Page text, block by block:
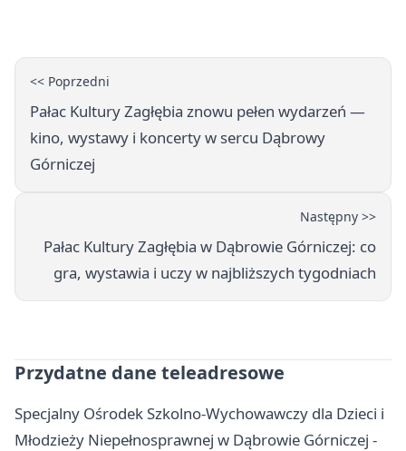
<< Poprzedni
Pałac Kultury Zagłębia znowu pełen wydarzeń —
kino, wystawy i koncerty w sercu Dąbrowy
Górniczej
Następny >>
Pałac Kultury Zagłębia w Dąbrowie Górniczej: co
gra, wystawia i uczy w najbliższych tygodniach
Przydatne dane teleadresowe
Specjalny Ośrodek Szkolno-Wychowawczy dla Dzieci i
Młodzieży Niepełnosprawnej w Dąbrowie Górniczej -